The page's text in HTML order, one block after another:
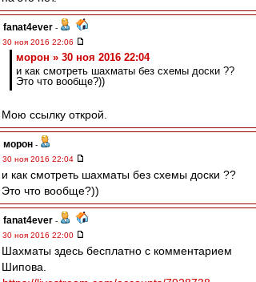
fanat4ever -
30 ноя 2016 22:06
морон » 30 ноя 2016 22:04
и как смотреть шахматы без схемы доски ??
Это что вообще?))
Мою ссылку открой.
морон -
30 ноя 2016 22:04
и как смотреть шахматы без схемы доски ??
Это что вообще?))
fanat4ever -
30 ноя 2016 22:00
Шахматы здесь бесплатно с комментарием
Шипова.